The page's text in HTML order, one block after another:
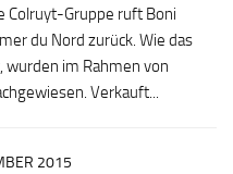
Colruyt-Gruppe ruft Boni
du Nord zurück. Wie das
im Rahmen von
Verkauft...
2015